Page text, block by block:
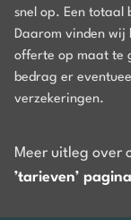
snel op. Een totaal
Daarom vinden wij
offerte op maat te
bedrag er
verzekeringen.
Meer uitleg over
’tarieven’ pagina